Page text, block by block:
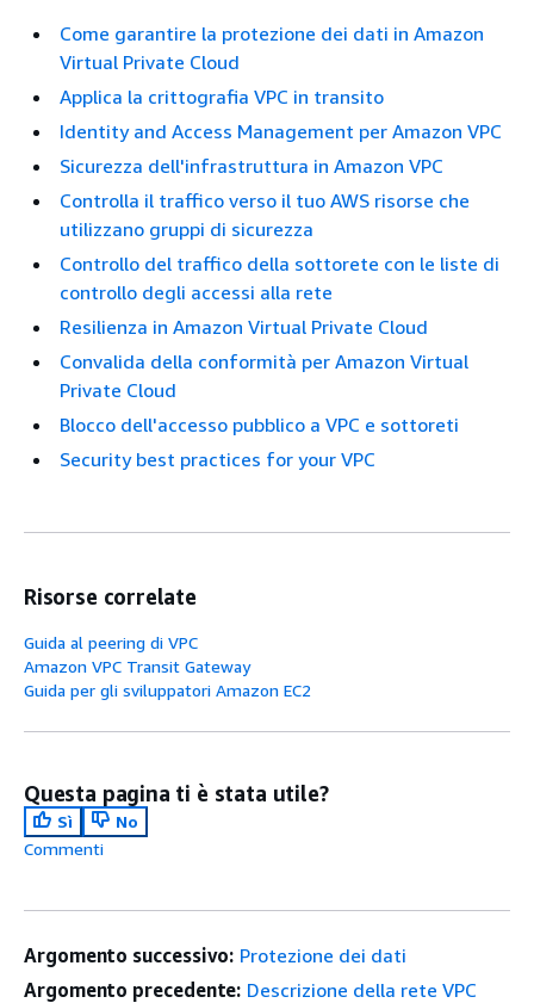
Come garantire la protezione dei dati in Amazon
Virtual Private Cloud
Applica la crittografia VPC in transito
Identity and Access Management per Amazon VPC
Sicurezza dell'infrastruttura in Amazon VPC
Controlla il traffico verso il tuo AWS risorse che
utilizzano gruppi di sicurezza
Controllo del traffico della sottorete con le liste di
controllo degli accessi alla rete
Resilienza in Amazon Virtual Private Cloud
Convalida della conformità per Amazon Virtual
Private Cloud
Blocco dell'accesso pubblico a VPC e sottoreti
Security best practices for your VPC
Risorse correlate
Guida al peering di VPC
Amazon VPC Transit Gateway
Guida per gli sviluppatori Amazon EC2
Questa pagina ti è stata utile?
Sì
No
Commenti
Argomento successivo: Protezione dei dati
Argomento precedente: Descrizione della rete VPC